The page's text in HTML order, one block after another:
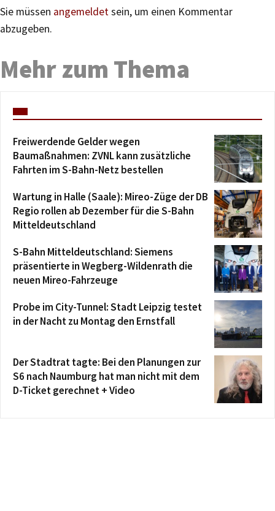
Sie müssen angemeldetsein, um einen Kommentar
abzugeben.
Mehr zum Thema
Freiwerdende Gelder wegen
Baumaßnahmen: ZVNL kann zusätzliche
Fahrten im S-Bahn-Netz bestellen
Wartung in Halle (Saale): Mireo-Züge der DB
Regio rollen ab Dezember für die S-Bahn
Mitteldeutschland
S-Bahn Mitteldeutschland: Siemens
präsentierte in Wegberg-Wildenrath die
neuen Mireo-Fahrzeuge
Probe im City-Tunnel: Stadt Leipzig testet
in der Nacht zu Montag den Ernstfall
Der Stadtrat tagte: Bei den Planungen zur
S6 nach Naumburg hat man nicht mit dem
D-Ticket gerechnet + Video